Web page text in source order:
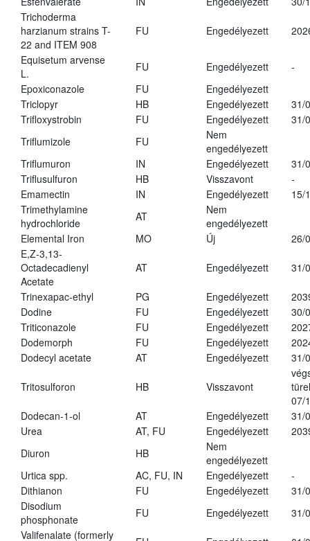
Trichoderma
harzianum strains T-
22 and ITEM 908
FU Engedélyezett
Equisetum arvense
L.
FU Engedélyezett
-
Epoxiconazole
FU
Engedélyezett
Triclopyr
HB Engedélyezett
31/
Trifloxystrobin
FU Engedélyezett
31/
Triflumizole
FU
Nem
engedélyezett
Triflumuron
IN Engedélyezett
31/
Triflusulfuron
HB Visszavont
-
Emamectin
IN Engedélyezett
15/
Trimethylamine
hydrochloride
AT
Nem
engedélyezett
Elemental Iron
MO Új
26/
E,Z-3,13-
Octadecadienyl
Acetate
AT Engedélyezett 31/
Trinexapac-ethyl PG Engedélyezett
Dodine
FU Engedélyezett
30/
Triticonazole
FU Engedélyezett
Dodemorph
FU Engedélyezett
Dodecyl acetate
AT Engedélyezett 31/
Tritosulforon HB Visszavont
07/
Dodecan-1-ol
AT Engedélyezett
31/
Urea
AT, FU Engedélyezett
Diuron
HB
Nem
engedélyezett
Urtica spp.
AC, FU, IN Engedélyezett
-
Dithianon
FU Engedélyezett
31/
Disodium
phosphonate
FU Engedélyezett
31/
Valifenalate (formerly